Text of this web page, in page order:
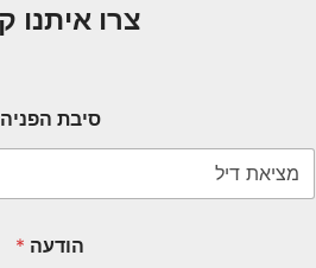
צרו איתנו קשר
סיבת הפניה
הודעה*